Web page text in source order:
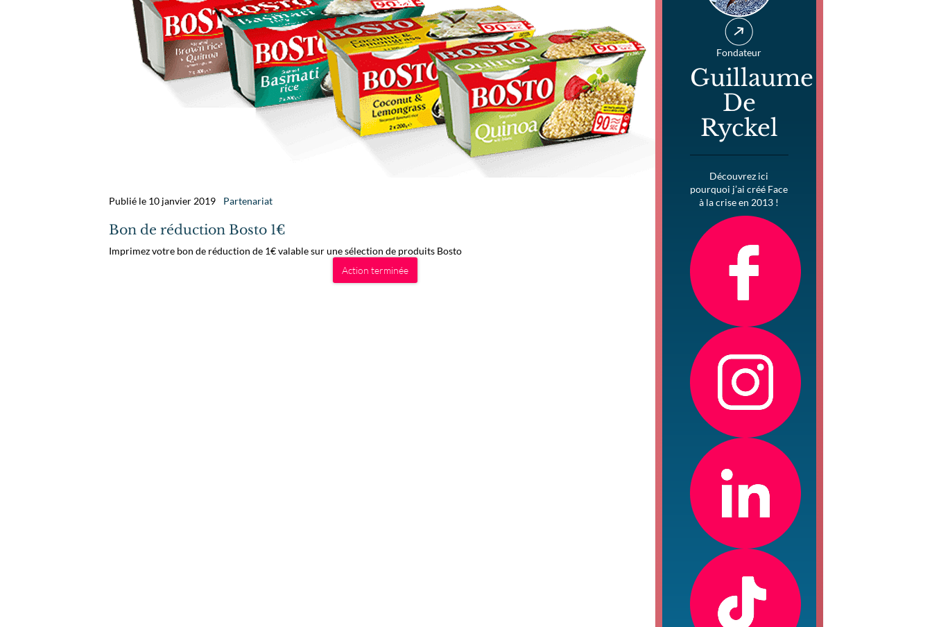
Publié le 10 janvier 2019 Partenariat
Bon de réduction Bosto 1€
Imprimez votre bon de réduction de 1€ valable sur une sélection de produits Bosto
Action terminée
Fondateur
Guillaume
De
Ryckel
Découvrez ici
pourquoi j’ai créé Face
à la crise en 2013 !